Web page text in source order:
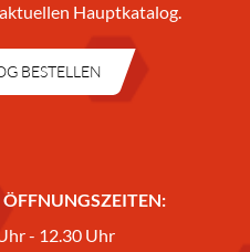
Hauptkatalog.
BESTELLEN
- 12.30 Uhr